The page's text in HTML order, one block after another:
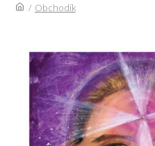
/ Obchodík